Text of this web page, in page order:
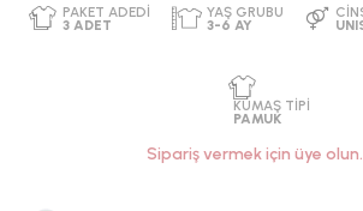
YAŞ GRUBU
Sipariş vermek için üye olun.